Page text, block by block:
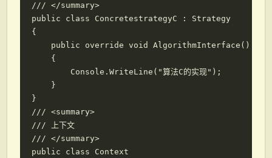
/// </summary>
public class ConcretestrategyC : Strategy
{
    public override void AlgorithmInterface()
    {
        Console.WriteLine("算法C的实现");
    }
}
/// <summary>
/// 上下文
/// </summary>
public class Context